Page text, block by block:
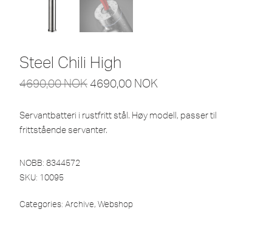
Steel Chili High
4690,00NOK 4690,00 NOK
Servantbatteri i rustfritt stål. Høy modell, passer til
frittstående servanter.
NOBB: 8344572
SKU: 10095
Categories: Archive, Webshop